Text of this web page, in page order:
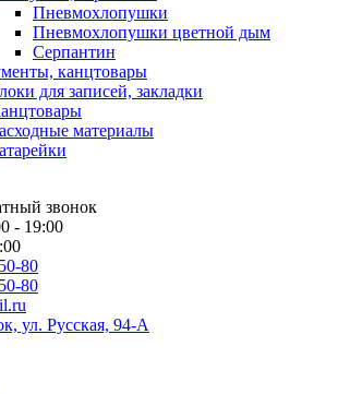
Пневмохлопушки
Пневмохлопушки цветной дым
Серпантин
канцтовары
для записей, закладки
материалы
звонок
- 19:00
80
80
ул. Русская, 94-А